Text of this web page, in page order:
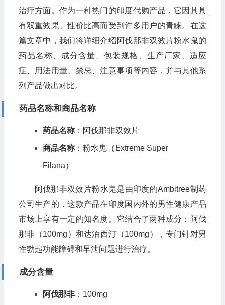
治疗方面。作为一种热门的印度代购产品，它因其具
有双重效果、性价比高而受到许多用户的青睐。在这
篇文章中，我们将详细介绍阿伐那非双效片粉水鬼的
药品名称、成分含量、包装规格、生产厂家、适应
症、用法用量、禁忌、注意事项等内容，并与其他系
列产品做出对比。
药品名称和商品名称
药品名称：阿伐那非双效片
商品名称：粉水鬼（Extreme Super
Filana）
阿伐那非双效片粉水鬼是由印度的Ambitree制药
公司生产的，这款产品在印度国内外的男性健康产品
市场上享有一定的知名度。它结合了两种成分：阿伐
那非（100mg）和达泊西汀（100mg），专门针对男
性勃起功能障碍和早泄问题进行治疗。
成分含量
阿伐那非：100mg